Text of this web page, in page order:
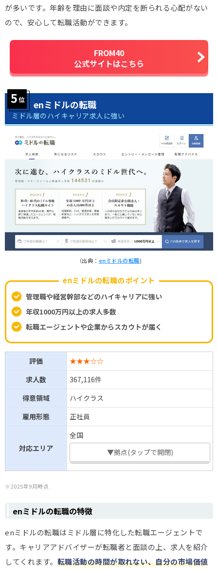
が多いです。年齢を理由に面談や内定を断られる心配がない
ので、安心して転職活動ができます。
FROM40
公式サイトはこちら
enミドルの転職
ミドル層のハイキャリア求人に強い
（出典： enミドルの転職)
enミドルの転職のポイント
管理職や経営幹部などのハイキャリアに強い
年収1000万円以上の求人多数
転職エージェントや企業からスカウトが届く
評価
★★★☆☆
求人数
367,116件
得意領域
ハイクラス
雇用形態
正社員
対応エリア
全国
▼拠点(タップで開閉)
※2025年9月時点
enミドルの転職の特徴
enミドルの転職はミドル層に特化した転職エージェントで
す。キャリアアドバイザーが転職者と面談の上、求人を紹介
してくれます。 転職活動の時間が取れない、自分の市場価値